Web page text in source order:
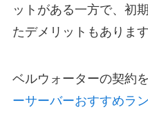
ットがある一方で、初
たデメリットもあります
ベルウォーターの契約
ーサーバーおすすめラ